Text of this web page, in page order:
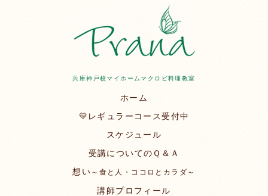
兵庫神戸校マイホームマクロビ料理教室
ホーム
💛レギュラーコース受付中
スケジュール
受講についてのＱ＆Ａ
想い ～食と人・ココロとカラダ～
講師プロフィール